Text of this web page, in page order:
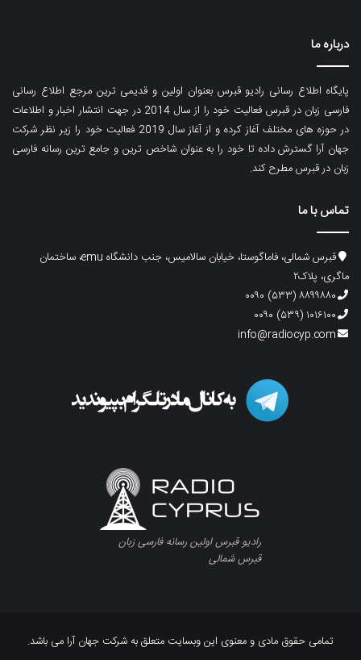
درباره ما
پایگاه اطلاع رسانی رادیو قبرس بعنوان اولین و قدیمی ترین مرجع اطلاع رسانی
فارسی زبان در قبرس فعالیت خود را از سال 2014 در جهت انتشار اخبار و اطلاعات
در حوزه های مختلف آغاز کرده و از آغاز سال 2019 فعالیت خود را زیر نظر شرکت
جهان آرا گسترش داده تا خود را به عنوان شاخص ترین و جامع ترین رسانه فارسی
زبان در قبرس مطرح کند.
تماس با ما
قبرس شمالی، فاماگوستا، خیابان سالامیس، جنب دانشگاه emu، ساختمان
ماگری، پلاک۲
۸۸۹۹۸۸۰ (۵۳۳) ۰۰۹۰
۱۰۱۶۱۰۰ (۵۳۹) ۰۰۹۰
info@radiocyp.com
رادیو قبرس اولین رسانه فارسی زبان
قبرس شمالی
تمامی حقوق مادی و معنوی این وبسایت متعلق به شرکت جهان آرا می باشد.